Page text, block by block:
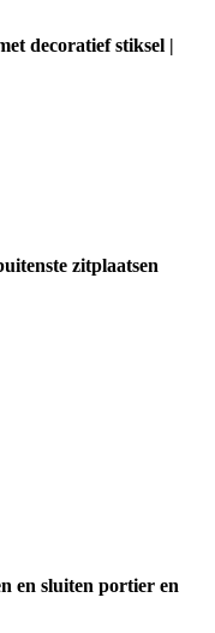
decoratief stiksel |
zitplaatsen
en sluiten portier en